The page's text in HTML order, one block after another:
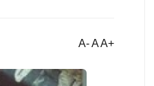
A- A A+